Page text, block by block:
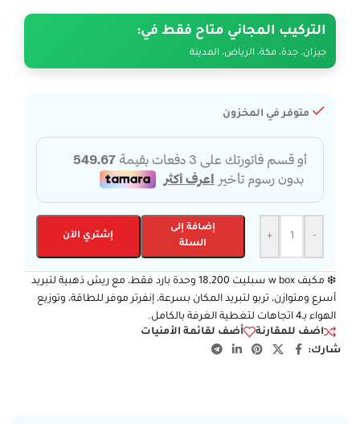
التركيب المجاني متاح فقط في:
جيزان، جدة، مكة، الرياض، المدينة
متوفر في المخزون
-
+
إضافة إلى
السلة
إشتري الآن
❄️ مكيف w box سبليت 18,200 وحدة بارد فقط، مع ريش ذهبية لتبريد
أسرع ومتوازن، تربو لتبريد المكان بسرعة، إنفرتر موفر للطاقة، وتوزيع
الهواء بـ4 اتجاهات لتغطية الغرفة بالكامل.
اضف للمقارنة
أضف لقائمة الأمنيات
شارك: